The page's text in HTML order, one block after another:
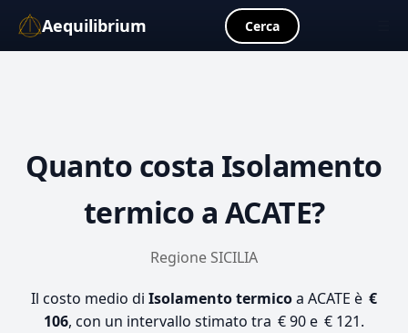
Aequilibrium Cerca
Quanto costa Isolamento
termico a ACATE?
Regione SICILIA
Il costo medio di Isolamento termicoa ACATE è €
106, con un intervallo stimato tra € 90 e € 121.